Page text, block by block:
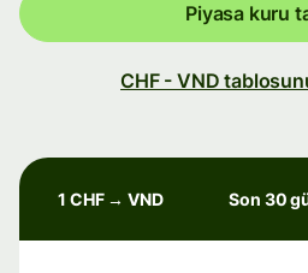
Piyasa kuru
CHF - VND
1 CHF → VND Son 30